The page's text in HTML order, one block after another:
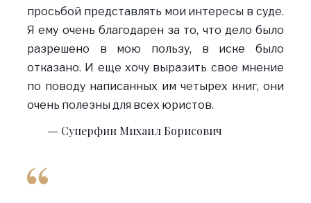
просьбой представлять мои интересы в суде.
Я ему очень благодарен за то, что дело было
разрешено в мою пользу, в иске было
отказано. И еще хочу выразить свое мнение
по поводу написанных им четырех книг, они
очень полезны для всех юристов.
Суперфин Михаил Борисович